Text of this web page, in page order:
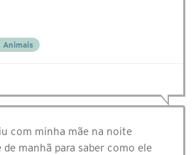
Animais
com minha mãe na noite
de manhã para saber como ele